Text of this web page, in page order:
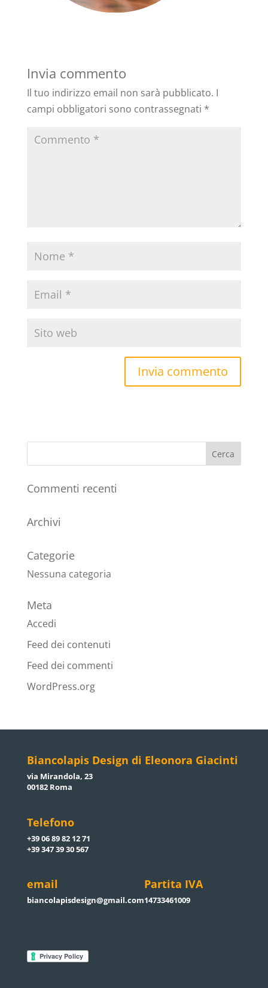
Invia commento
Il tuo indirizzo email non sarà pubblicato. I
campi obbligatori sono contrassegnati *
Commenti recenti
Archivi
Categorie
Nessuna categoria
Meta
Accedi
Feed dei contenuti
Feed dei commenti
WordPress.org
Biancolapis Design di Eleonora Giacinti
via Mirandola, 23
00182 Roma
Telefono
+39 06 89 82 12 71
+39 347 39 30 567
email
biancolapisdesign@gmail.com
Partita IVA
14733461009